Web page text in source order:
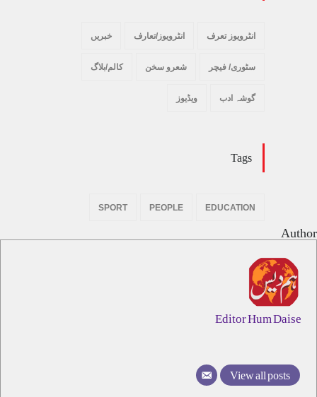
انٹرویوز تعرف انٹرویوز/تعارف خبریں
سٹوری/ فیچر شعرو سخن کالم/بلاگ
گوشہ ادب ویڈیوز
Tags
EDUCATION
PEOPLE
SPORT
Author
Editor Hum Daise
View all posts